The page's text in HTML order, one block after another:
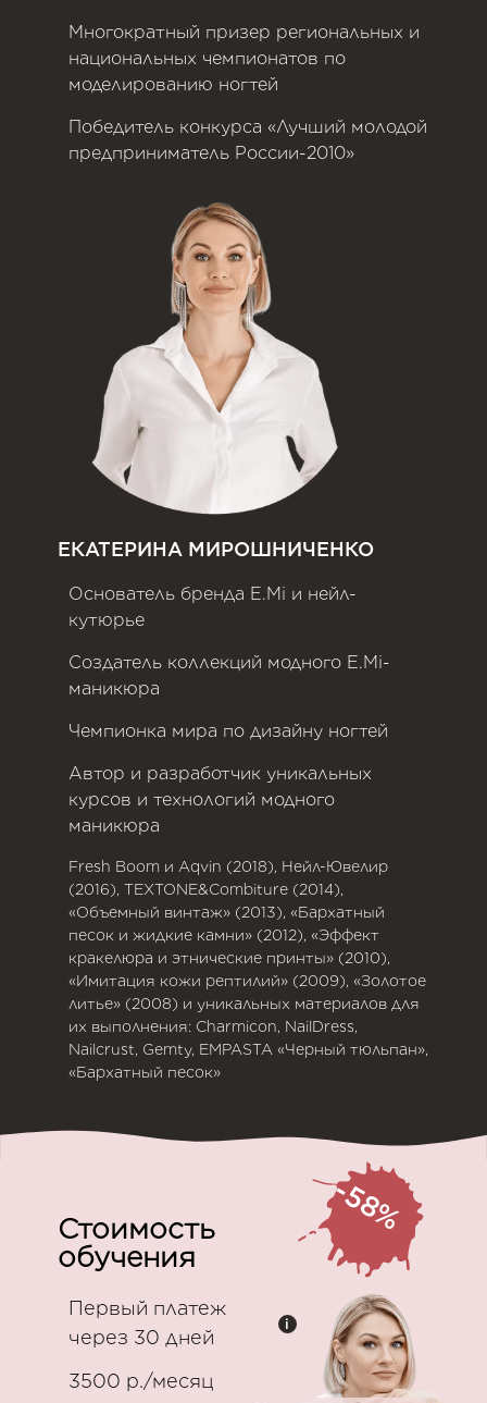
Многократный призер региональных и
национальных чемпионатов по
моделированию ногтей
Победитель конкурса «Лучший молодой
предприниматель России-2010»
ЕКАТЕРИНА МИРОШНИЧЕНКО
Основатель бренда E.Mi и нейл-
кутюрье
Создатель коллекций модного E.Mi-
маникюра
Чемпионка мира по дизайну ногтей
Автор и разработчик уникальных
курсов и технологий модного
маникюра
Fresh Boom и Aqvin (2018), Нейл-Ювелир
(2016), TEXTONE&Combiture (2014),
«Объемный винтаж» (2013), «Бархатный
песок и жидкие камни» (2012), «Эффект
кракелюра и этнические принты» (2010),
«Имитация кожи рептилий» (2009), «Золотое
литье» (2008) и уникальных материалов для
их выполнения: Charmicon, NailDress,
Nailcrust, Gemty, EMPASTA «Черный тюльпан»,
«Бархатный песок»
Стоимость
обучения
Первый платеж
через 30 дней
i
3500 р./месяц
-58%